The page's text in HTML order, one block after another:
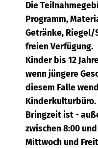
Die
Programm,
Getränke, Riegel/
freien Verfügung.
Kinder bis 12
wenn jüngere
diesem Falle
Kinderkulturbüro.
Bringzeit ist -
zwischen 8:00
Mittwoch und